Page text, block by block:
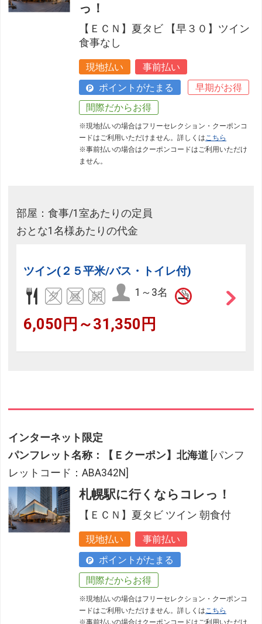
っ！
【ＥＣＮ】夏タビ 【早３０】ツイン
食事なし
現地払い
事前払い
ポイントがたまる
早期がお得
間際だからお得
※現地払いの場合はフリーセレクション・クーポンコ
ードはご利用いただけません。詳しくはこちら
※事前払いの場合はクーポンコードはご利用いただけ
ません。
部屋：食事/1室あたりの定員
おとな1名様あたりの代金
ツイン(２５平米/バス・トイレ付)
1～3名
6,050円～31,350円
インターネット限定
パンフレット名称：【Ｅクーポン】北海道 [パンフ
レットコード：ABA342N]
札幌駅に行くならコレっ！
【ＥＣＮ】夏タビ ツイン 朝食付
現地払い
事前払い
ポイントがたまる
間際だからお得
※現地払いの場合はフリーセレクション・クーポンコ
ードはご利用いただけません。詳しくは こちら
※事前払いの場合はクーポンコードはご利用いただけ